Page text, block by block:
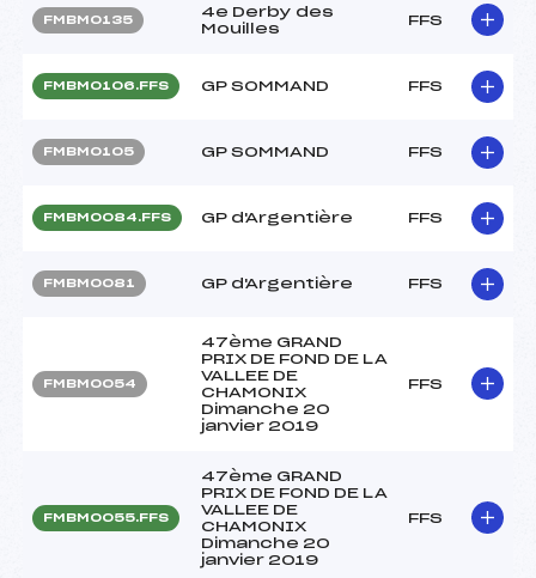
FMBM0135
4e Derby des
Mouilles
FFS
FMBM0106.FFS GP SOMMAND FFS
FMBM0105 GP SOMMAND FFS
FMBM0084.FFS GP d'Argentière FFS
FMBM0081 GP d'Argentière FFS
FMBM0054
47ème GRAND
PRIX DE FOND DE LA
VALLEE DE
CHAMONIX
Dimanche 20
janvier 2019
FFS
FMBM0055.FFS
47ème GRAND
PRIX DE FOND DE LA
VALLEE DE
CHAMONIX
Dimanche 20
janvier 2019
FFS